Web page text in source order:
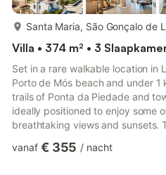
Santa Maria, São Gonçalo de
Villa • 374 m² • 3
Set in a rare walkable location in
Porto de Mós beach and under
trails of Ponta da Piedade and
ideally positioned to enjoy some
breathtaking views and sunsets.
on foot, with a wide selection of
vanaf € 355 / nacht